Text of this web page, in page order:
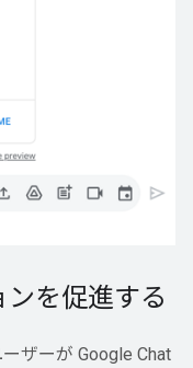
を促進する
ザーが Google Chat